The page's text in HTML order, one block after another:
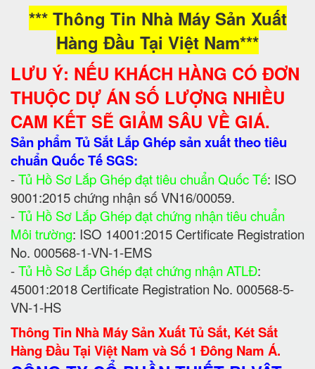
*** Thông Tin Nhà Máy Sản Xuất
Hàng Đầu Tại Việt Nam***
LƯU Ý: NẾU KHÁCH HÀNG CÓ ĐƠN
THUỘC DỰ ÁN SỐ LƯỢNG NHIỀU
CAM KẾT SẼ GIẢM SÂU VỀ GIÁ.
Sản phẩm Tủ Sắt Lắp Ghép sản xuất theo tiêu
chuẩn Quốc Tế SGS:
-Tủ Hồ Sơ Lắp Ghép đạt tiêu chuẩn Quốc Tế: ISO
9001:2015 chứng nhận số VN16/00059.
-Tủ Hồ Sơ Lắp Ghép đạt chứng nhận tiêu chuẩn
Môi trường: ISO 14001:2015 Certificate Registration
No. 000568-1-VN-1-EMS
-Tủ Hồ Sơ Lắp Ghép đạt chứng nhận ATLĐ:
45001:2018 Certificate Registration No. 000568-5-
VN-1-HS
Thông Tin Nhà Máy Sản Xuất Tủ Sắt, Két Sắt
Hàng Đầu Tại Việt Nam và Số 1 Đông Nam Á.